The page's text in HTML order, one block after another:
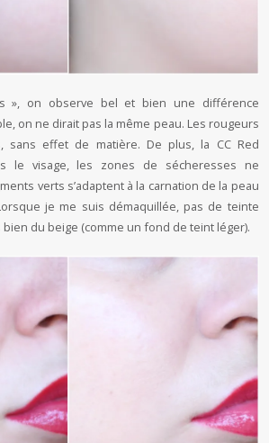
», on observe bel et bien une différence
on ne dirait pas la même peau. Les rougeurs
sans effet de matière. De plus, la CC Red
le visage, les zones de sécheresses ne
verts s’adaptent à la carnation de la peau
je me suis démaquillée, pas de teinte
du beige (comme un fond de teint léger).